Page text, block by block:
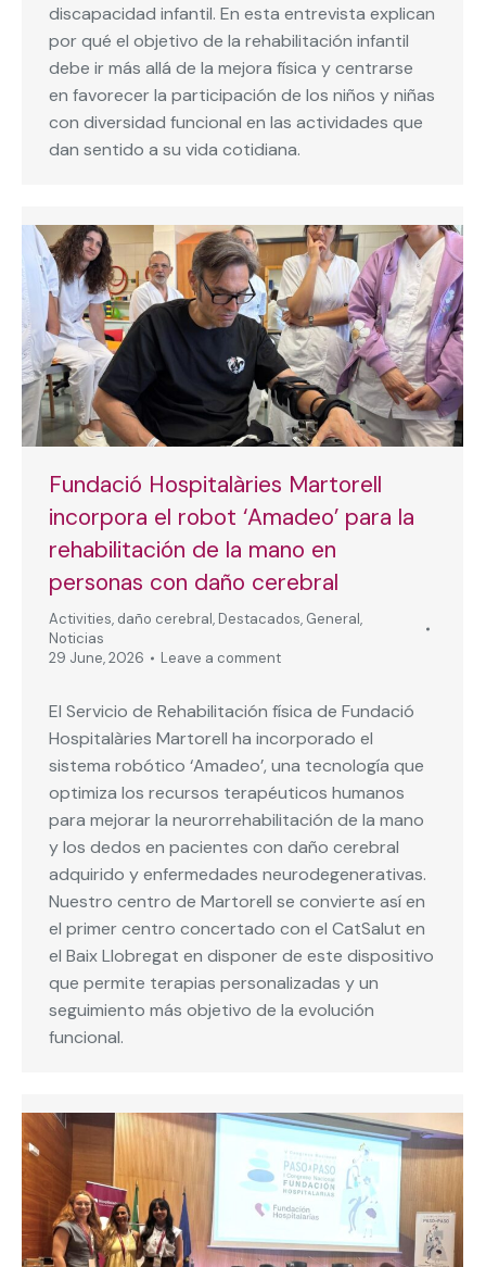
discapacidad infantil. En esta entrevista explican
por qué el objetivo de la rehabilitación infantil
debe ir más allá de la mejora física y centrarse
en favorecer la participación de los niños y niñas
con diversidad funcional en las actividades que
dan sentido a su vida cotidiana.
Fundació Hospitalàries Martorell
incorpora el robot ‘Amadeo’ para la
rehabilitación de la mano en
personas con daño cerebral
Activities, daño cerebral, Destacados, General,
Noticias
29 June, 2026
Leave a comment
El Servicio de Rehabilitación física de Fundació
Hospitalàries Martorell ha incorporado el
sistema robótico ‘Amadeo’, una tecnología que
optimiza los recursos terapéuticos humanos
para mejorar la neurorrehabilitación de la mano
y los dedos en pacientes con daño cerebral
adquirido y enfermedades neurodegenerativas.
Nuestro centro de Martorell se convierte así en
el primer centro concertado con el CatSalut en
el Baix Llobregat en disponer de este dispositivo
que permite terapias personalizadas y un
seguimiento más objetivo de la evolución
funcional.